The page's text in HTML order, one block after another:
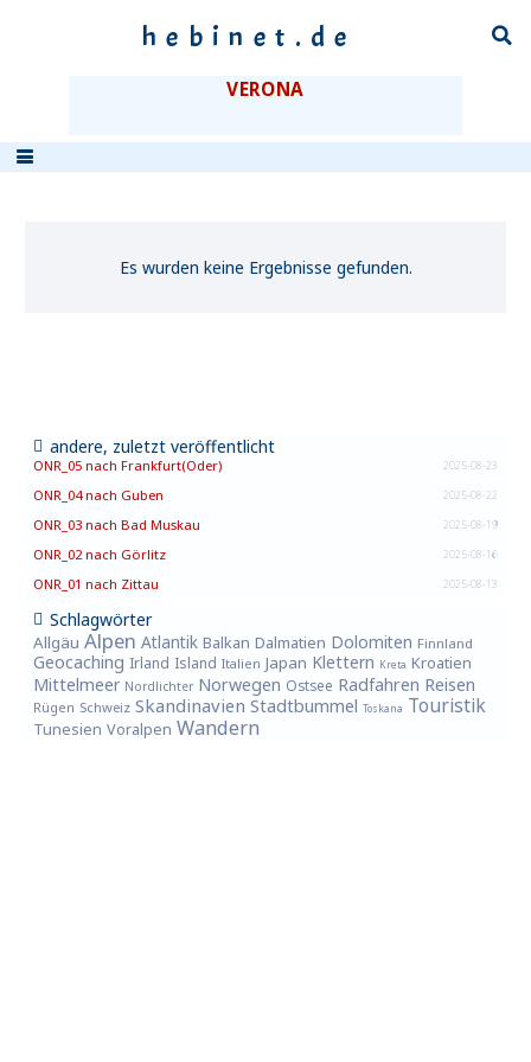
hebinet.de
VERONA
Es wurden keine Ergebnisse gefunden.
andere, zuletzt veröffentlicht
ONR_05 nach Frankfurt(Oder) 2025-08-23
ONR_04 nach Guben 2025-08-22
ONR_03 nach Bad Muskau 2025-08-19
ONR_02 nach Görlitz 2025-08-16
ONR_01 nach Zittau 2025-08-13
Schlagwörter
Allgäu Alpen Atlantik Balkan Dalmatien Dolomiten Finnland
Geocaching Irland Island Italien Japan Klettern Kreta Kroatien
Mittelmeer Nordlichter Norwegen Ostsee Radfahren Reisen
Rügen Schweiz Skandinavien Stadtbummel Toskana Touristik
Tunesien Voralpen Wandern